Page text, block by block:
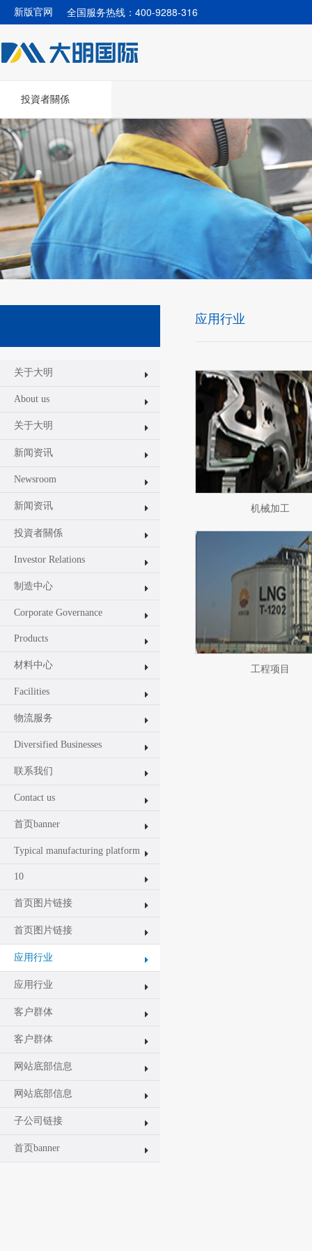
新版官网 全国服务热线：400-9288-316
投資者關係
关于大明
About us
关于大明
新闻资讯
Newsroom
新闻资讯
投資者關係
Investor Relations
制造中心
Corporate Governance
Products
材料中心
Facilities
物流服务
Diversified Businesses
联系我们
Contact us
首页banner
Typical manufacturing platform
10
首页图片链接
首页图片链接
应用行业
应用行业
客户群体
客户群体
网站底部信息
网站底部信息
子公司链接
首页banner
应用行业
机械加工
工程项目